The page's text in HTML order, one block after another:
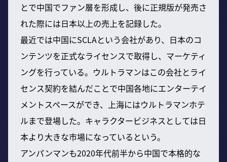
とで中国でファン層を形成し、後に正規版が発売さ
れた際には日本以上の売上を記録した。
最近では中国にSCLAという会社があり、日本のコ
ンテンツを正式なライセンスで取得し、マーケティ
ングを行っている。ウルトラマンはこの会社とライ
センス契約を結んだことで中国各地にエンターテイ
メントスペースができ、上海にはウルトラマンホテ
ルまで登場した。キャラクタービジネスとしては日
本より大きな市場になっているという。
アンパンマンも2020年代前半から中国で本格的な